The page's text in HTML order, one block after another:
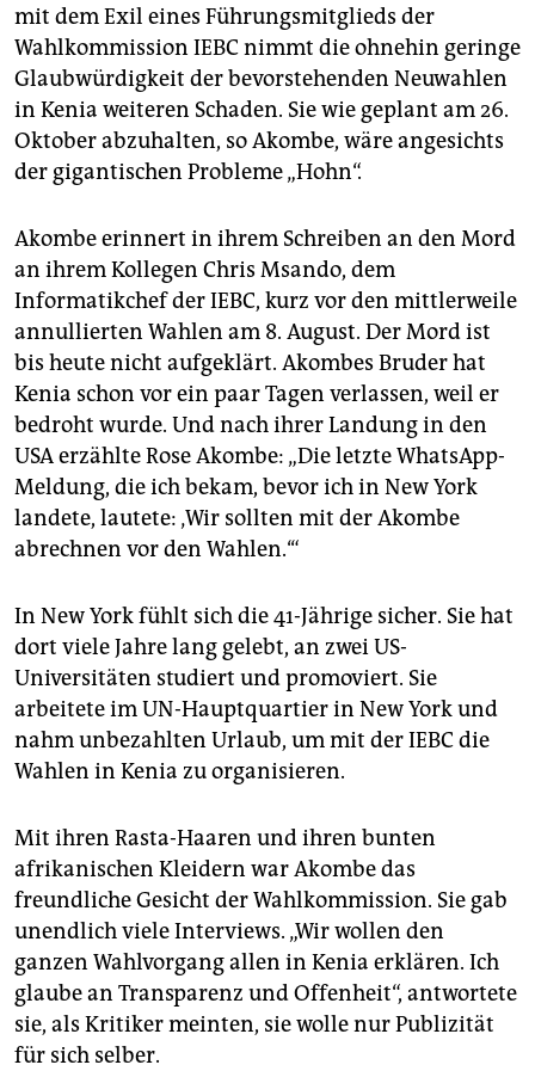
mit dem Exil eines Führungsmitglieds der
Wahlkommission IEBC nimmt die ohnehin geringe
Glaubwürdigkeit der bevorstehenden Neuwahlen
in Kenia weiteren Schaden. Sie wie geplant am 26.
Oktober abzuhalten, so Akombe, wäre angesichts
der gigantischen Probleme „Hohn“.
Akombe erinnert in ihrem Schreiben an den Mord
an ihrem Kollegen Chris Msando, dem
Informatikchef der IEBC, kurz vor den mittlerweile
annullierten Wahlen am 8. August. Der Mord ist
bis heute nicht aufgeklärt. Akombes Bruder hat
Kenia schon vor ein paar Tagen verlassen, weil er
bedroht wurde. Und nach ihrer Landung in den
USA erzählte Rose Akombe: „Die letzte WhatsApp-
Meldung, die ich bekam, bevor ich in New York
landete, lautete: ‚Wir sollten mit der Akombe
abrechnen vor den Wahlen.‘“
In New York fühlt sich die 41-Jährige sicher. Sie hat
dort viele Jahre lang gelebt, an zwei US-
Universitäten studiert und promoviert. Sie
arbeitete im UN-Hauptquartier in New York und
nahm unbezahlten Urlaub, um mit der IEBC die
Wahlen in Kenia zu organisieren.
Mit ihren Rasta-Haaren und ihren bunten
afrikanischen Kleidern war Akombe das
freundliche Gesicht der Wahlkommission. Sie gab
unendlich viele Interviews. „Wir wollen den
ganzen Wahlvorgang allen in Kenia erklären. Ich
glaube an Transparenz und Offenheit“, antwortete
sie, als Kritiker meinten, sie wolle nur Publizität
für sich selber.